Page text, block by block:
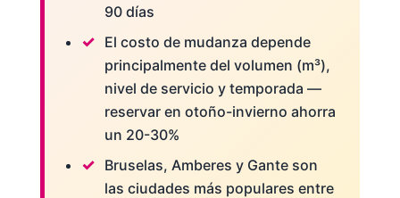
90 días
El costo de mudanza depende
principalmente del volumen (m³),
nivel de servicio y temporada —
reservar en otoño-invierno ahorra
un 20-30%
Bruselas, Amberes y Gante son
las ciudades más populares entre